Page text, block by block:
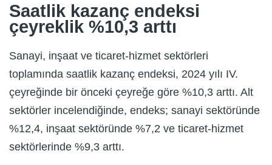
Saatlik kazanç endeksi
çeyreklik %10,3 arttı
Sanayi, inşaat ve ticaret-hizmet sektörleri
toplamında saatlik kazanç endeksi, 2024 yılı IV.
çeyreğinde bir önceki çeyreğe göre %10,3 arttı. Alt
sektörler incelendiğinde, endeks; sanayi sektöründe
%12,4, inşaat sektöründe %7,2 ve ticaret-hizmet
sektörlerinde %9,3 arttı.